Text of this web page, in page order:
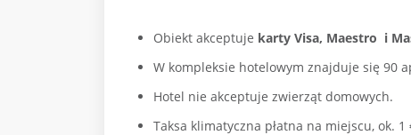
Obiekt akceptuje karty Visa, Maestro i
W kompleksie hotelowym znajduje się 90
Hotel nie akceptuje zwierząt domowych.
Taksa klimatyczna płatna na miejscu, ok. 1